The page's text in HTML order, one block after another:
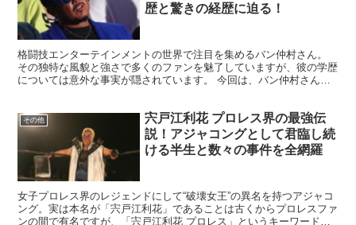
歴と驚きの経歴に迫る！
格闘技エンターテインメントの世界で注目を集めるバン仲村さん。
その独特な風貌と強さで多くのファンを魅了していますが、彼の学歴
については意外な事実が隠されています。 今回は、バン仲村さんの
その他
宍戸江利花 プロレス界の最強伝
説！アジャコングとして君臨し続
ける半生と数々の事件を全網羅
女子プロレス界のレジェンドにして“破壊女王”の異名を持つアジャコ
ング。実は本名が「宍戸江利花」であることは古くからプロレスファ
ンの間で有名ですが、「宍戸江利花 プロレス」というキーワードで